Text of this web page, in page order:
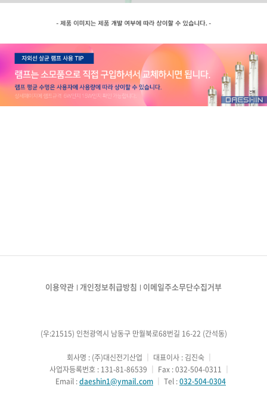
이용약관 개인정보취급방침 이메일주소무단수집거부
(우:21515) 인천광역시 남동구 만월북로68번길 16-22 (간석동)
        회사명 : (주)대신전기산업
대표이사 : 김진숙 ｜
        사업자등록번호 : 131-81-86539
Fax : 032-504-0311
        Email :
daeshin1@ymail.com Tel : 032-504-0304